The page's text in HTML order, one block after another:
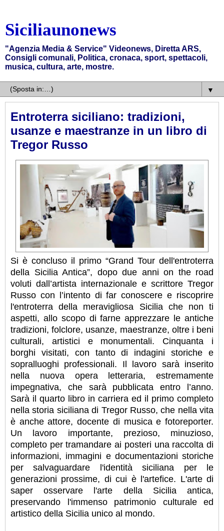
Siciliaunonews
"Agenzia Media & Service" Videonews, Diretta ARS,
Consigli comunali, Politica, cronaca, sport, spettacoli,
musica, cultura, arte, mostre.
▼
Entroterra siciliano: tradizioni,
usanze e maestranze in un libro di
Tregor Russo
Si è concluso il primo “Grand Tour dell'entroterra
della Sicilia Antica”, dopo due anni on the road
voluti dall’artista internazionale e scrittore Tregor
Russo con l’intento di far conoscere e riscoprire
l'entroterra della meravigliosa Sicilia che non ti
aspetti, allo scopo di farne apprezzare le antiche
tradizioni, folclore, usanze, maestranze, oltre i beni
culturali, artistici e monumentali. Cinquanta i
borghi visitati, con tanto di indagini storiche e
sopralluoghi professionali. Il lavoro sarà inserito
nella nuova opera letteraria, estremamente
impegnativa, che sarà pubblicata entro l’anno.
Sarà il quarto libro in carriera ed il primo completo
nella storia siciliana di Tregor Russo, che nella vita
è anche attore, docente di musica e fotoreporter.
Un lavoro importante, prezioso, minuzioso,
completo per tramandare ai posteri una raccolta di
informazioni, immagini e documentazioni storiche
per salvaguardare l'identità siciliana per le
generazioni prossime, di cui è l'artefice. L'arte di
saper osservare l'arte della Sicilia antica,
preservando l'immenso patrimonio culturale ed
artistico della Sicilia unico al mondo.